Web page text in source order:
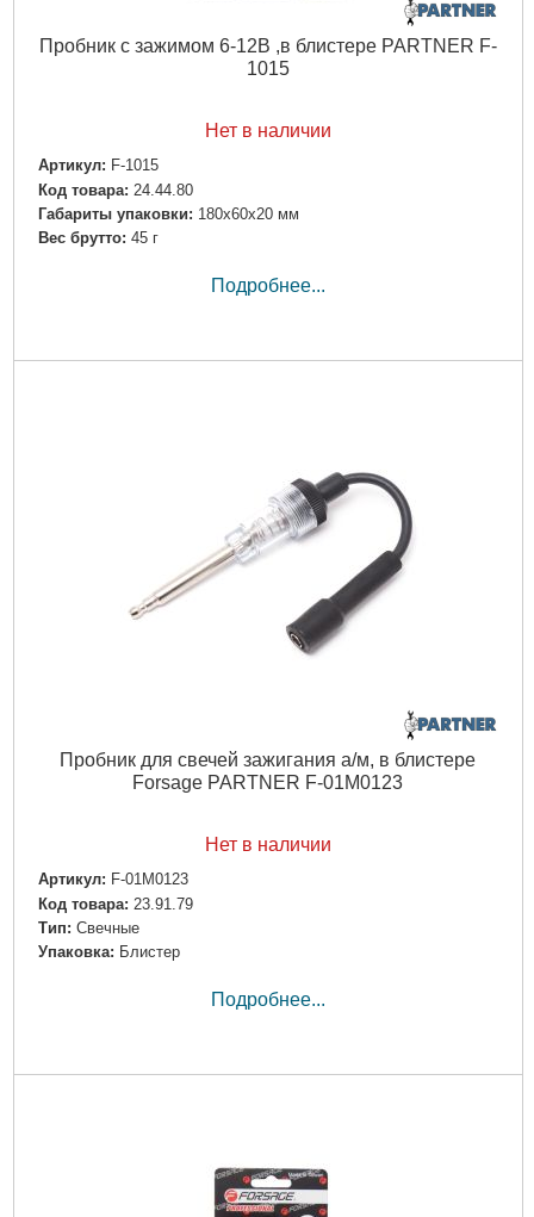
Пробник с зажимом 6-12В ,в блистере PARTNER F-
1015
Нет в наличии
Артикул: F-1015
Код товара: 24.44.80
Габариты упаковки: 180x60x20 мм
Вес брутто: 45 г
Подробнее...
Пробник для свечей зажигания а/м, в блистере
Forsage PARTNER F-01M0123
Нет в наличии
Артикул: F-01M0123
Код товара: 23.91.79
Тип: Свечные
Упаковка: Блистер
Подробнее...